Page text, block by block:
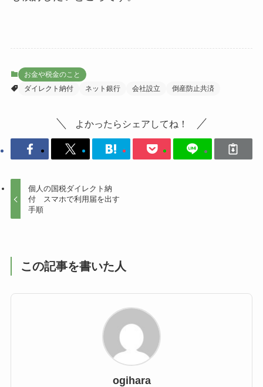
お金や税金のこと
ダイレクト納付
ネット銀行 会社設立 倒産防止共済
よかったらシェアしてね！
個人の国税ダイレクト納
付 スマホで利用届を出す
手順
この記事を書いた人
ogihara